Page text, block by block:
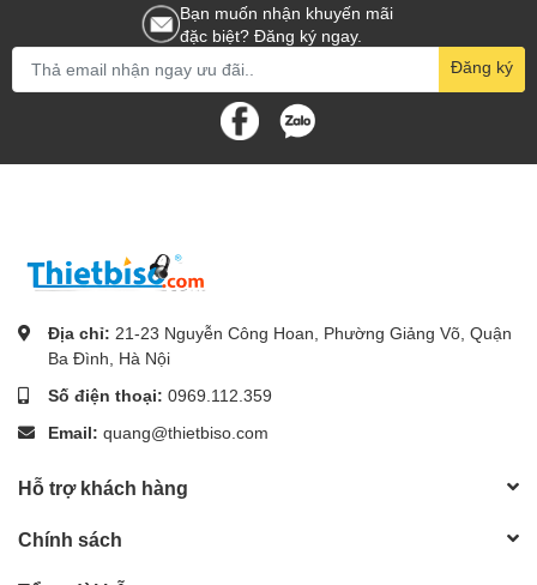
Bạn muốn nhận khuyến mãi
đặc biệt? Đăng ký ngay.
Đăng ký
Địa chỉ: 21-23 Nguyễn Công Hoan, Phường Giảng Võ, Quận
Ba Đình, Hà Nội
Số điện thoại: 0969.112.359
Email: quang@thietbiso.com
Hỗ trợ khách hàng
Chính sách